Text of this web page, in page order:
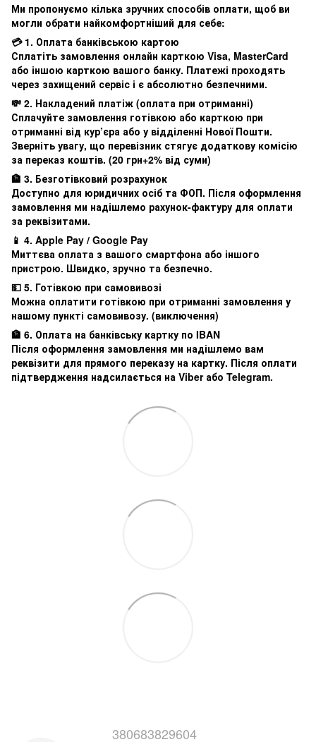
Ми пропонуємо кілька зручних способів оплати, щоб ви
могли обрати найкомфортніший для себе:
💳 1. Оплата банківською картою
Сплатіть замовлення онлайн карткою Visa, MasterCard
або іншою карткою вашого банку. Платежі проходять
через захищений сервіс і є абсолютно безпечними.
💸 2. Накладений платіж (оплата при отриманні)
Сплачуйте замовлення готівкою або карткою при
отриманні від кур’єра або у відділенні Нової Пошти.
Зверніть увагу, що перевізник стягує додаткову комісію
за переказ коштів. (20 грн+2% від суми)
🏦 3. Безготівковий розрахунок
Доступно для юридичних осіб та ФОП. Після оформлення
замовлення ми надішлемо рахунок-фактуру для оплати
за реквізитами.
📱 4. Apple Pay / Google Pay
Миттєва оплата з вашого смартфона або іншого
пристрою. Швидко, зручно та безпечно.
💵 5. Готівкою при самовивозі
Можна оплатити готівкою при отриманні замовлення у
нашому пункті самовивозу. (виключення)
🏦 6. Оплата на банківську картку по IBAN
Після оформлення замовлення ми надішлемо вам
реквізити для прямого переказу на картку. Після оплати
підтвердження надсилається на Viber або Telegram.
380683829604